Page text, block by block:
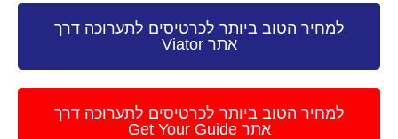
למחיר הטוב ביותר לכרטיסים לתערוכה דרך
אתר Viator
למחיר הטוב ביותר לכרטיסים לתערוכה דרך
אתר Get Your Guide